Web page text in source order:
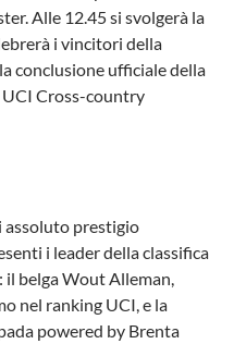
Alle 12.45 si svolgerà la
i vincitori della
conclusione ufficiale della
UCI Cross-country
assoluto prestigio
i leader della classifica
belga Wout Alleman,
nel ranking UCI, e la
powered by Brenta